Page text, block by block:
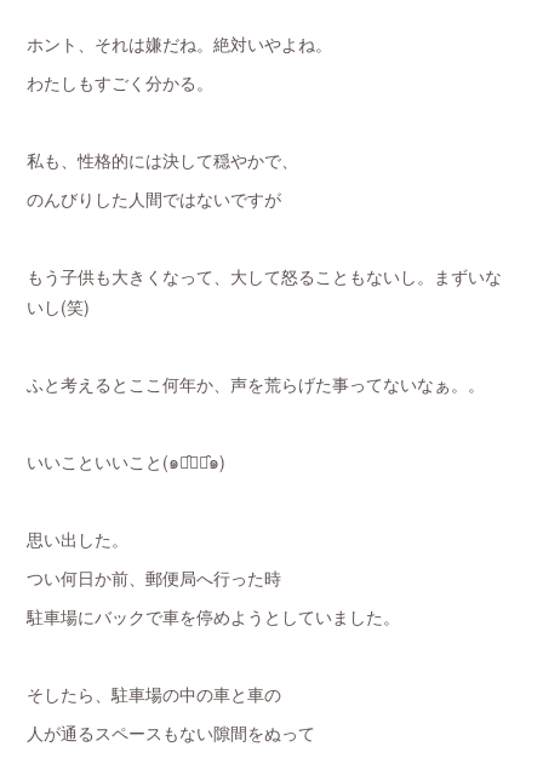
ホント、それは嫌だね。絶対いやよね。
わたしもすごく分かる。
私も、性格的には決して穏やかで、
のんびりした人間ではないですが
もう子供も大きくなって、大して怒ることもないし。まずいな
いし(笑)
ふと考えるとここ何年か、声を荒らげた事ってないなぁ。。
いいこといいこと(๑･̑◡･̑๑)
思い出した。
つい何日か前、郵便局へ行った時
駐車場にバックで車を停めようとしていました。
そしたら、駐車場の中の車と車の
人が通るスペースもない隙間をぬって